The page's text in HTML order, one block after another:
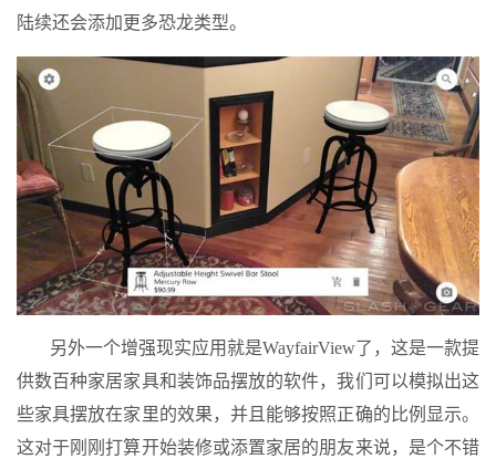
陆续还会添加更多恐龙类型。
另外一个增强现实应用就是WayfairView了，这是一款提
供数百种家居家具和装饰品摆放的软件，我们可以模拟出这
些家具摆放在家里的效果，并且能够按照正确的比例显示。
这对于刚刚打算开始装修或添置家居的朋友来说，是个不错